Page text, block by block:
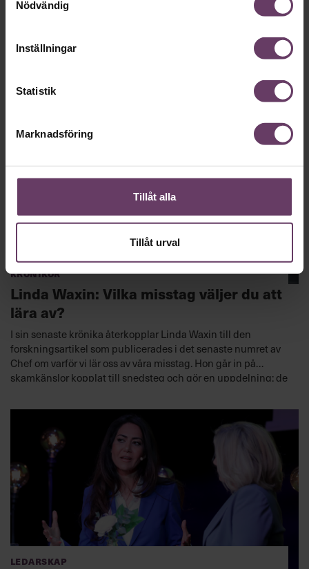
Nödvändig
Inställningar
Statistik
Marknadsföring
Tillåt alla
Tillåt urval
Chef Dilemma avsnitt 35: Gunilla von
Platen, entreprenör och investerare
Krönikor
Linda Waxin: Vilka misstag väljer du att
lära av?
I sin senaste krönika återkopplar Linda Waxin till den
forskningsartikel som publicerades i det senaste numret av
Chef om varför vi lär oss av våra misstag. Hon går in på
skamkänslor kopplat till snedsteg och gör en uppdelning; de
misstag bär såklart på lärdomar, ibland. Men är inte
sanningen den att det är mängden skam som ofta avgör hur
vi agerar på dem framgent?”
Ledarskap